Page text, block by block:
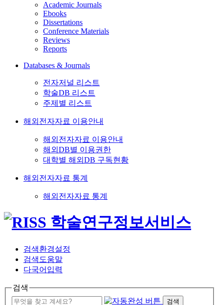
Academic Journals
Ebooks
Dissertations
Conference Materials
Reviews
Reports
Databases & Journals
전자저널 리스트
학술DB 리스트
주제별 리스트
해외전자자료 이용안내
해외전자자료 이용안내
해외DB별 이용권한
대학별 해외DB 구독현황
해외전자자료 통계
해외전자자료 통계
검색환경설정
검색도움말
다국어입력
검색
검색